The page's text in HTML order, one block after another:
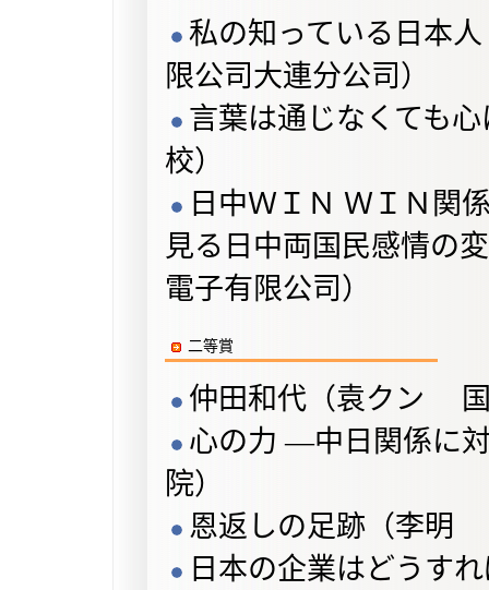
私の知っている日本
限公司大連分公司）
言葉は通じなくても
校）
日中ＷＩＮ ＷＩＮ
見る日中両国民感情の
電子有限公司）
二等賞
仲田和代（袁クン 国
心の力 ―中日関係に
院）
恩返しの足跡（李明
日本の企業はどうす